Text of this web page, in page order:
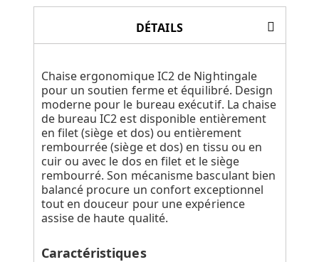
DÉTAILS
Chaise ergonomique IC2 de Nightingale
pour un soutien ferme et équilibré. Design
moderne pour le bureau exécutif. La chaise
de bureau IC2 est disponible entièrement
en filet (siège et dos) ou entièrement
rembourrée (siège et dos) en tissu ou en
cuir ou avec le dos en filet et le siège
rembourré. Son mécanisme basculant bien
balancé procure un confort exceptionnel
tout en douceur pour une expérience
assise de haute qualité.
Caractéristiques